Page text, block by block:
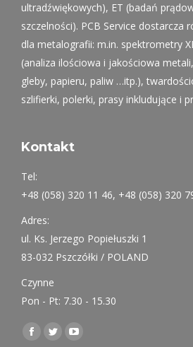
ultradźwiękowych), ET (badań
szczelności). PCB Service dostarcza
dla metalografii: m.in. spektrometry
(analiza ilościowa i jakościowa
gleby, papieru, paliw …itp.),
szlifierki, polerki, prasy inkludujące i
Kontakt
Tel:
+48 (058) 320 11 46, +48 (058) 320
Adres:
ul. Ks. Jerzego Popiełuszki 1
83-032 Pszczółki / POLAND
Czynne
Pon - Pt: 7.30 - 15.30
Find us on:
Facebook
TwitterYouTube